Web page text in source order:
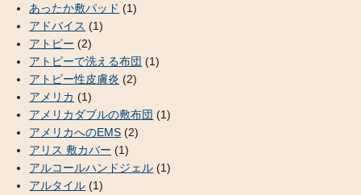
あったか敷パッド (1)
アドバイス (1)
アトピー (2)
アトピーで洗える布団 (1)
アトピー性皮膚炎 (2)
アメリカ (1)
アメリカダブルの敷布団 (1)
アメリカへのEMS (2)
アリス 敷カバー (1)
アルコールハンドジェル (1)
アルタイル (1)